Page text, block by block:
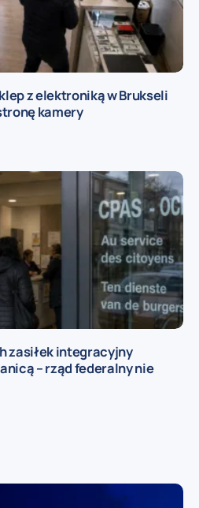
z elektroniką w Brukseli
kamery
zasiłek integracyjny
– rząd federalny nie